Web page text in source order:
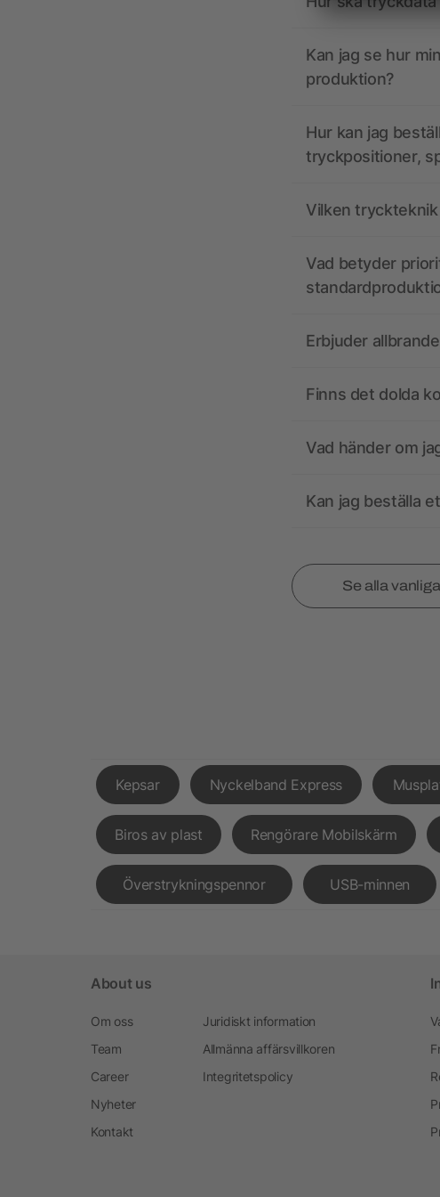
Kan jag se hur
produktion?
Hur kan jag
tryckpositioner,
Vilken
Vad betyder
Erbjuder
Finns det dolda
Vad händer om
Kan jag beställa
Se alla
Kepsar Nyckelband Express
Biros av plast Rengörare Mobilskärm
Överstrykningspennor USB-minnen
About us
Om oss
Team
Career
Nyheter
Kontakt
Juridiskt information
Allmänna affärsvillkoren
Integritetspolicy